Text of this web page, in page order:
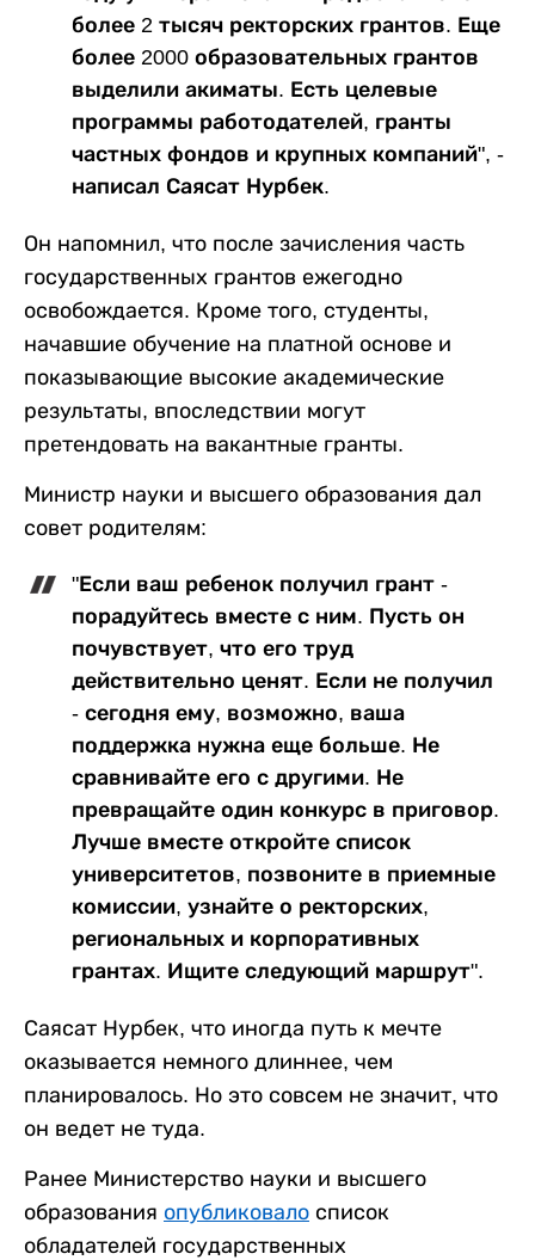
более 2 тысяч ректорских грантов. Еще
более 2000 образовательных грантов
выделили акиматы. Есть целевые
программы работодателей, гранты
частных фондов и крупных компаний", -
написал Саясат Нурбек.
Он напомнил, что после зачисления часть
государственных грантов ежегодно
освобождается. Кроме того, студенты,
начавшие обучение на платной основе и
показывающие высокие академические
результаты, впоследствии могут
претендовать на вакантные гранты.
Министр науки и высшего образования дал
совет родителям:
"Если ваш ребенок получил грант -
порадуйтесь вместе с ним. Пусть он
почувствует, что его труд
действительно ценят. Если не получил
- сегодня ему, возможно, ваша
поддержка нужна еще больше. Не
сравнивайте его с другими. Не
превращайте один конкурс в приговор.
Лучше вместе откройте список
университетов, позвоните в приемные
комиссии, узнайте о ректорских,
региональных и корпоративных
грантах. Ищите следующий маршрут".
Саясат Нурбек, что иногда путь к мечте
оказывается немного длиннее, чем
планировалось. Но это совсем не значит, что
он ведет не туда.
Ранее Министерство науки и высшего
образования опубликовало список
обладателей государственных